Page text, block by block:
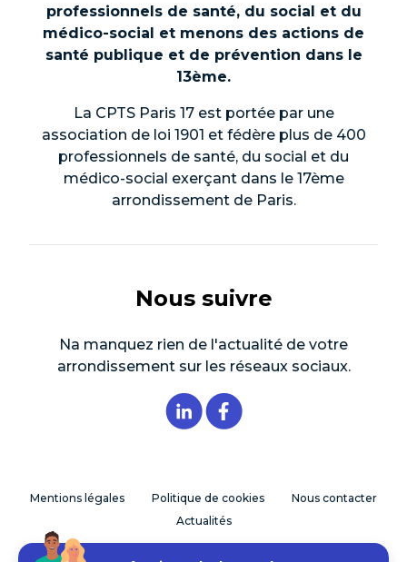
professionnels de santé, du social et du
médico-social et menons des actions de
santé publique et de prévention dans le
13ème.
La CPTS Paris 17 est portée par une
association de loi 1901 et fédère plus de 400
professionnels de santé, du social et du
médico-social exerçant dans le 17ème
arrondissement de Paris.
Nous suivre
Na manquez rien de l'actualité de votre
arrondissement sur les réseaux sociaux.
Mentions légales Politique de cookies
Nous contacter
Actualités